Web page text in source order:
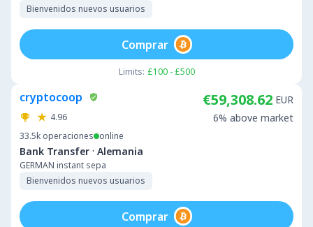
Bienvenidos nuevos usuarios
Limits: £100 - £500
Comprar
cryptocoop
4.96
33.5k operaciones online
Bank Transfer · Alemania
GERMAN instant sepa
Bienvenidos nuevos usuarios
€59,308.62 EUR
6% above market
Comprar